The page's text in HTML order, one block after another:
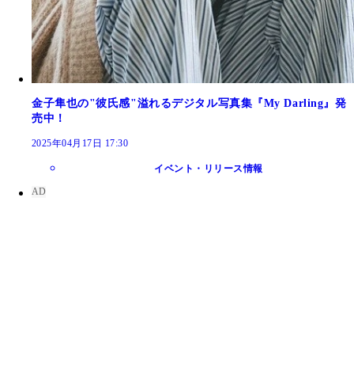
金子隼也の"彼氏感"溢れるデジタル写真集『My Darling』発
売中！
2025年04月17日 17:30
イベント・リリース情報